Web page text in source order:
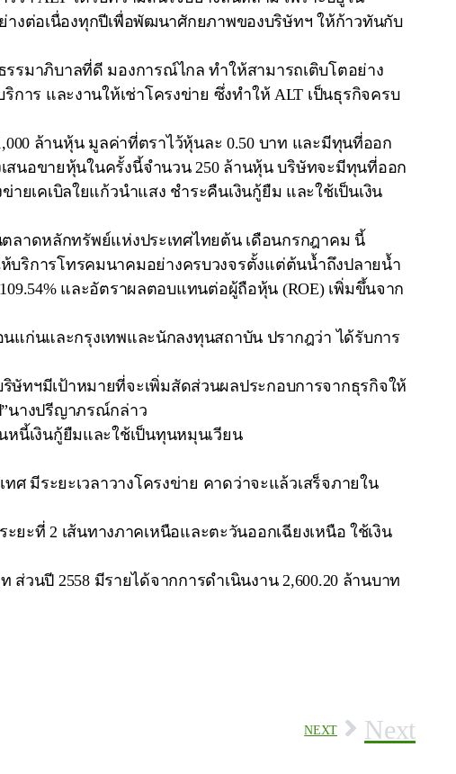
างต่อเนื่องทุกปีเพื่อพัฒนาศักยภาพของบริษัทฯ ให้ก้าวทันกับ
มาภิบาลที่ดี มองการณ์ไกล ทำให้สามารถเติบโตอย่าง
ร และงานให้เช่าโครงข่าย ซึ่งทำให้ ALT เป็นธุรกิจครบ
ล้านหุ้น มูลค่าที่ตราไว้หุ้นละ 0.50 บาท และมีทุนที่ออก
สนอขายหุ้นในครั้งนี้จำนวน 250 ล้านหุ้น บริษัทจะมีทุนที่ออก
ยเคเบิลใยแก้วนำแสง ชำระคืนเงินกู้ยืม และใช้เป็นเงิน
ลาดหลักทรัพย์แห่งประเทศไทยต้น เดือนกรกฎาคม นี้
บริการโทรคมนาคมอย่างครบวงจรตั้งแต่ต้นน้ำถึงปลายน้ำ
และอัตราผลตอบแทนต่อผู้ถือหุ้น (ROE) เพิ่มขึ้นจาก
แก่นและกรุงเทพและนักลงทุนสถาบัน ปรากฎว่า ได้รับการ
ทฯมีเป้าหมายที่จะเพิ่มสัดส่วนผลประกอบการจากธุรกิจให้
นางปรีญาภรณ์กล่าว
หนี้เงินกู้ยืมและใช้เป็นทุนหมุนเวียน
ศ มีระยะเวลาวางโครงข่าย คาดว่าจะแล้วเสร็จภายใน
ยะที่ 2 เส้นทางภาคเหนือและตะวันออกเฉียงเหนือ ใช้เงิน
ส่วนปี 2558 มีรายได้จากการดำเนินงาน 2,600.20 ล้านบาท
NEXT Next